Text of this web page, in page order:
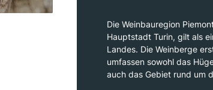
Die Weinbauregion
Hauptstadt Turin, gilt als
Landes. Die Weinberge
umfassen sowohl das
auch das Gebiet rund um